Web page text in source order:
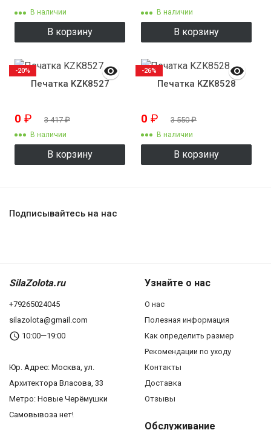
В наличии
В корзину
В наличии
В корзину
Печатка KZK8527
0 ₽ 3 417₽
В наличии
В корзину
-20%
Печатка KZK8528
0 ₽ 3 550₽
В наличии
В корзину
-26%
Подписывайтесь на нас
SilaZolota.ru
+79265024045
silazolota@gmail.com
10:00—19:00
Юр. Адреc: Москва, ул.
Архитектора Власова, 33
Метро: Новые Черёмушки
Самовывоза нет!
Узнайте о нас
О нас
Полезная информация
Как определить размер
Рекомендации по уходу
Контакты
Доставка
Отзывы
Обслуживание